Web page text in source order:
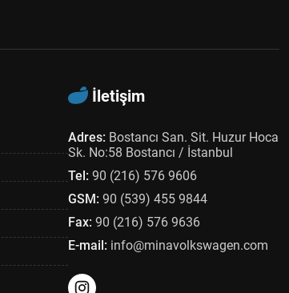
İletişim
Adres: Bostancı San. Sit. Huzur Hoca
Sk. No:58 Bostancı / İstanbul
Tel: 90 (216) 576 9606
GSM: 90 (539) 455 9844
Fax: 90 (216) 576 9636
E-mail: info@minavolkswagen.com